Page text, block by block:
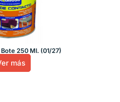
250 Ml. (01/27)
más